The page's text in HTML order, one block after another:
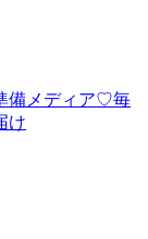
備メディア♡毎
け